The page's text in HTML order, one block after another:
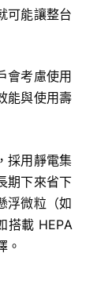
可能讓整台
會考慮使用
能與使用壽
採用靜電集
期下來省下
浮微粒（如
搭載 HEPA
。